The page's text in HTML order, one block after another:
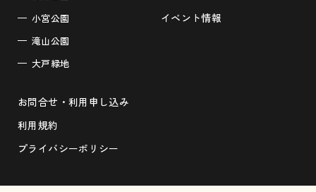
小宮公園
滝山公園
大戸緑地
イベント情報
お問合せ・利用申し込み
利用規約
プライバシーポリシー